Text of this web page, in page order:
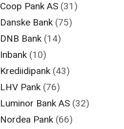
Coop Pank AS (31)
Danske Bank (75)
DNB Bank (14)
Inbank (10)
Krediidipank (43)
LHV Pank (76)
Luminor Bank AS (32)
Nordea Pank (66)